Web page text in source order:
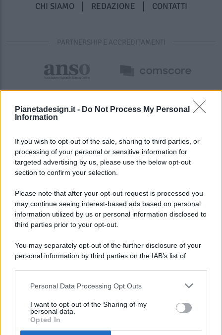
Pianetadesign.it - Do Not Process My Personal
Information
If you wish to opt-out of the sale, sharing to third parties, or
processing of your personal or sensitive information for
targeted advertising by us, please use the below opt-out
section to confirm your selection.
Please note that after your opt-out request is processed you
may continue seeing interest-based ads based on personal
information utilized by us or personal information disclosed to
third parties prior to your opt-out.
You may separately opt-out of the further disclosure of your
personal information by third parties on the IAB’s list of
This information may also be disclosed by us to third parties
disclose it to other third parties.
Personal Data Processing Opt Outs
I want to opt-out of the Sharing of my
personal data.
Opted In
CHI SIAMO REDAZIONE CONTATTI
PARTNERSHIP E ACCREDITAMENTI
© 2026 - Pianeta Design - P.IVA 04827280654 - Testata
Registrata Al Tribunale Di Nocera Inferiore N. 8/2020 - RG N.
ISCRIZIONE AL ROC N. 35792 – ISCRITTA ALL’ANSO
(ASSOCIAZIONE NAZIONALE STAMPA ONLINE)
PREFERENZE PRIVACY